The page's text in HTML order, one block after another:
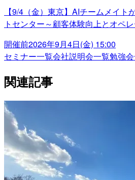
【9/4（金）東京】AIチームメイト
トセンター～顧客体験向上とオペ
開催前2026年9月4日(金) 15:00
セミナー一覧会社説明会一覧勉強
関連記事